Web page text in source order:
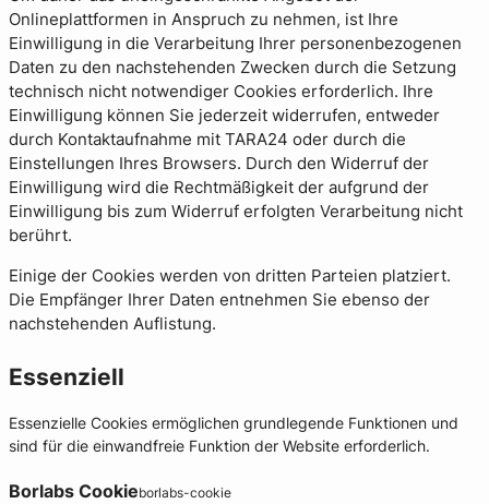
Onlineplattformen in Anspruch zu nehmen, ist Ihre
Einwilligung in die Verarbeitung Ihrer personenbezogenen
Daten zu den nachstehenden Zwecken durch die Setzung
technisch nicht notwendiger Cookies erforderlich. Ihre
Einwilligung können Sie jederzeit widerrufen, entweder
durch Kontaktaufnahme mit TARA24 oder durch die
Einstellungen Ihres Browsers. Durch den Widerruf der
Einwilligung wird die Rechtmäßigkeit der aufgrund der
Einwilligung bis zum Widerruf erfolgten Verarbeitung nicht
berührt.
Einige der Cookies werden von dritten Parteien platziert.
Die Empfänger Ihrer Daten entnehmen Sie ebenso der
nachstehenden Auflistung.
Essenziell
Essenzielle Cookies ermöglichen grundlegende Funktionen und
sind für die einwandfreie Funktion der Website erforderlich.
Borlabs Cookieborlabs-cookie